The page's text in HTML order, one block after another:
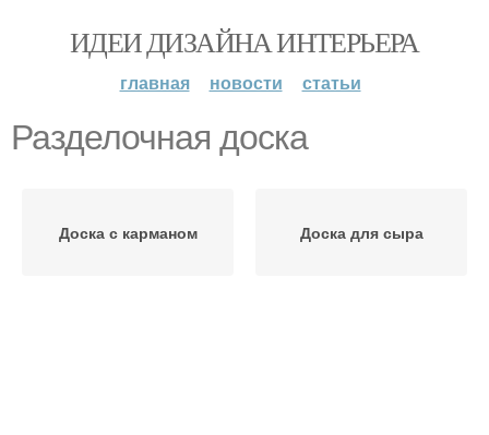
ИДЕИ ДИЗАЙНА ИНТЕРЬЕРА
главная новости статьи
Разделочная доска
Доска с карманом Доска для сыра